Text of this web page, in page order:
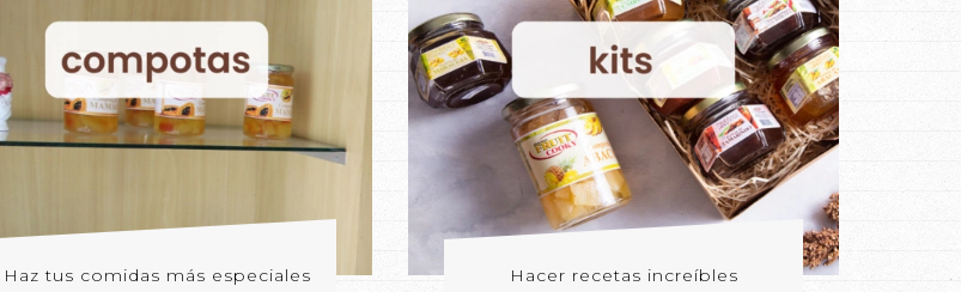
Haz tus comidas más especiales Hacer recetas increíbles